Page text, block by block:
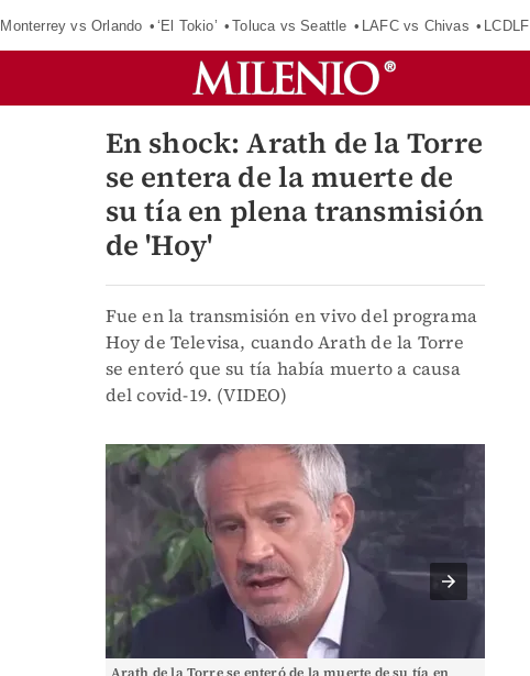
Monterrey vs Orlando ‘El Tokio’ Toluca vs Seattle LAFC vs Chivas LCDLF
En shock: Arath de la Torre
se entera de la muerte de
su tía en plena transmisión
de 'Hoy'
Fue en la transmisión en vivo del programa
Hoy de Televisa, cuando Arath de la Torre
se enteró que su tía había muerto a causa
del covid-19. (VIDEO)